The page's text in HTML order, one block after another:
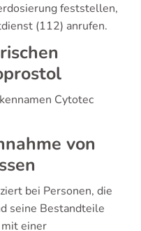
feststellen,
(112) anrufen.
Cytotec
von
bei Personen, die
seine Bestandteile
einer